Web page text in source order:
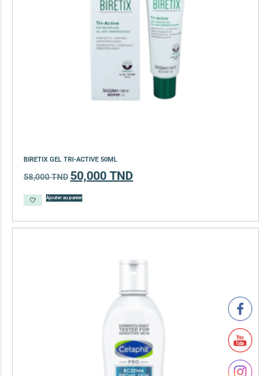
BIRETIX GEL TRI-ACTIVE 50ML
58,000TND 50,000 TND
Ajouter au panier